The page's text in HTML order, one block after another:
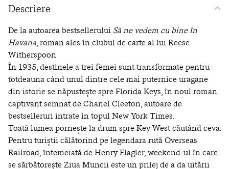
Descriere
De la autoarea bestsellerului Să ne vedem cu bine în
Havana, roman ales în clubul de carte al lui Reese
Witherspoon
În 1935, destinele a trei femei sunt transformate pentru
totdeauna când unul dintre cele mai puternice uragane
din istorie se năpusteşte spre Florida Keys, în noul roman
captivant semnat de Chanel Cleeton, autoare de
bestselleruri intrate în topul New York Times.
Toată lumea porneşte la drum spre Key West căutând ceva.
Pentru turiştii călătorind pe legendara rută Overseas
Railroad, întemeiată de Henry Flagler, weekend-ul în care
se sărbătoreşte Ziua Muncii este un prilej de a da uitării